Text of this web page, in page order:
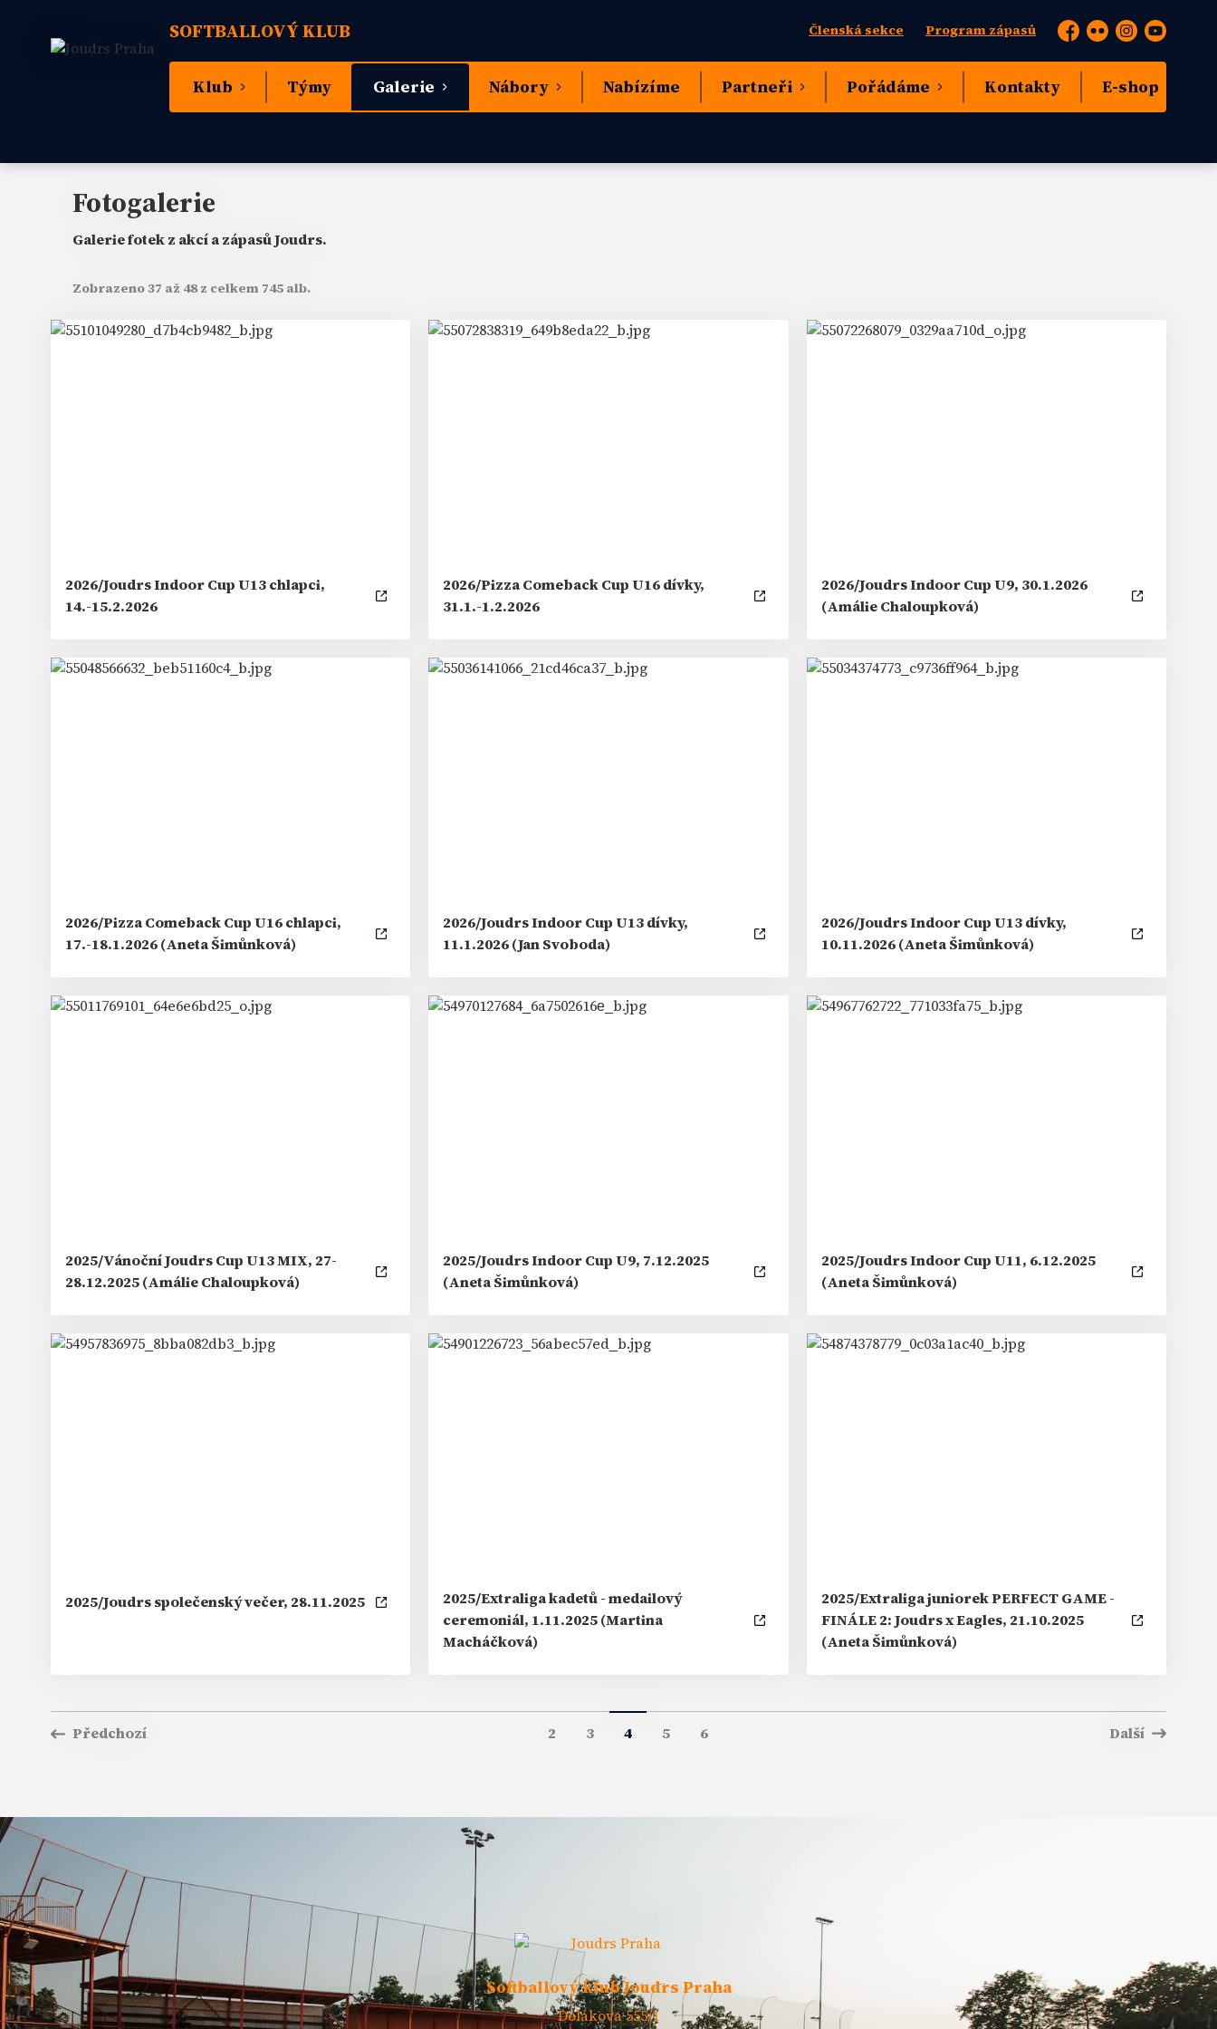
SOFTBALLOVÝ KLUB Členská sekce Program zápasů Facebook
FlickrInstagram
YouTube
Klub Týmy Galerie Nábory Nabízíme Partneři Pořádáme Kontakty E-shop
Fotogalerie
Galerie fotek z akcí a zápasů Joudrs.
Zobrazeno 37 až 48 z celkem 745 alb.
2026/Joudrs Indoor Cup U13 chlapci,
14.-15.2.2026
2026/Pizza Comeback Cup U16 dívky,
31.1.-1.2.2026
2026/Joudrs Indoor Cup U9, 30.1.2026
(Amálie Chaloupková)
2026/Pizza Comeback Cup U16 chlapci,
17.-18.1.2026 (Aneta Šimůnková)
2026/Joudrs Indoor Cup U13 dívky,
11.1.2026 (Jan Svoboda)
2026/Joudrs Indoor Cup U13 dívky,
10.11.2026 (Aneta Šimůnková)
2025/Vánoční Joudrs Cup U13 MIX, 27-
28.12.2025 (Amálie Chaloupková)
2025/Joudrs Indoor Cup U9, 7.12.2025
(Aneta Šimůnková)
2025/Joudrs Indoor Cup U11, 6.12.2025
(Aneta Šimůnková)
2025/Joudrs společenský večer, 28.11.2025
2025/Extraliga kadetů - medailový
ceremoniál, 1.11.2025 (Martina
Macháčková)
2025/Extraliga juniorek PERFECT GAME -
FINÁLE 2: Joudrs x Eagles, 21.10.2025
(Aneta Šimůnková)
Předchozí 2 3 4 5 6 Další
Softballový klub Joudrs Praha
Dolákova 555/1